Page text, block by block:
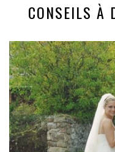
CONSEILS À